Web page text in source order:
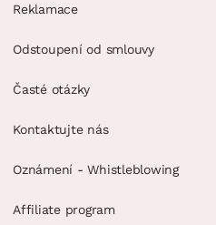
cm
Reklamace
Odstoupení od smlouvy
Časté otázky
Kontaktujte nás
Oznámení - Whistleblowing
Affiliate program